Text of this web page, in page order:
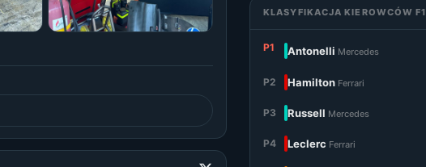
KLASYFIKACJA KIEROWCÓW F1
P1 Antonelli Mercedes
P2 Hamilton Ferrari
P3 Russell Mercedes
P4 Leclerc Ferrari